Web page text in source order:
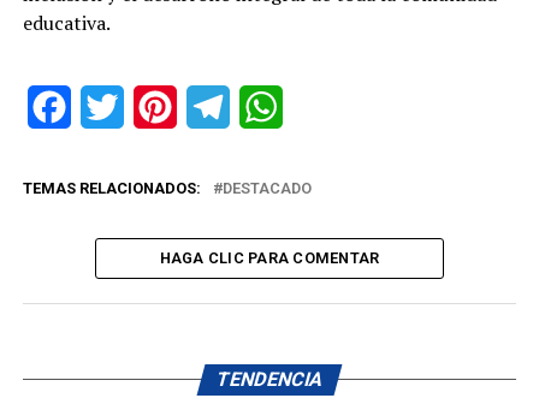
educativa.
FacebookTwitter PinterestTelegram
TEMAS RELACIONADOS: DESTACADO
HAGA CLIC PARA COMENTAR
TENDENCIA